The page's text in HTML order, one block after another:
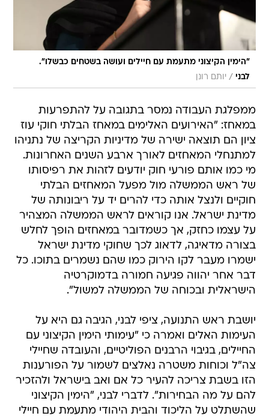
"הימין הקיצוני מתעמת עם חיילים ועושה בשטחים כבשלו".
לבני / יותם רונן
ממפלגת העבודה נמסר בתגובה על להתפרעות
במאחז: "האירועים האלימים במאחז הבלתי חוקי עוז
ציון הם תוצאה ישירה של מדיניות הקריצה של נתניהו
למתנחלי המאחזים לאורך ארבע השנים האחרונות.
מי כמו אותם פורעי חוק יודעים לזהות את רפיסותו
של ראש הממשלה מול מפעל המאחזים הבלתי
חוקיים ולנצל אותה כדי להרים יד על ריבונותה של
מדינת ישראל. אנו קוראים לראש הממשלה המצהיר
על עצמו כחזק, אך כשמדובר במאחזים הופך לחלש
בצורה מדאיגה, לדאוג לכך שחוקי מדינת ישראל
ישמרו מעבר לקו הירוק כמו שהם נשמרים בתוכו. כל
דבר אחר יהווה פגיעה חמורה בדמוקרטיה
הישראלית ובכוחה של הממשלה למשול".
יושבת ראש התנועה, ציפי לבני, הגיבה גם היא על
העימות האלים ואמרה כי "עימותי הימין הקיצוני עם
החיילים, בגיבוי הרבנים הפוליטיים, והעובדה שחיילי
צה"ל וכוחות משטרה נאלצים לשמור על הפורענות
הזו בשבת צריכה להעיר כל אם ואב בישראל ולהזכיר
להם על מה הבחירות". לדברי לבני, "הימין הקיצוני
שהשתלט על הליכוד והבית היהודי מתעמת עם חיילי